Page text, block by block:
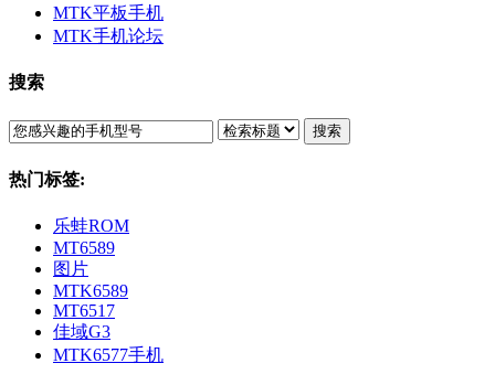
MTK平板手机
MTK手机论坛
搜索
搜索
热门标签:
乐蛙ROM
MT6589
图片
MTK6589
MT6517
佳域G3
MTK6577手机